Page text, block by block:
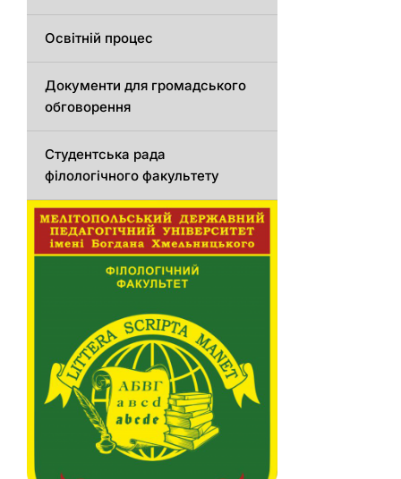
Освітній процес
Документи для громадського
обговорення
Студентська рада
філологічного факультету